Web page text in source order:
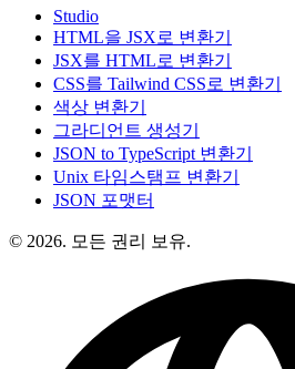
Studio
HTML을 JSX로 변환기
JSX를 HTML로 변환기
CSS를 Tailwind CSS로 변환기
색상 변환기
그라디언트 생성기
JSON to TypeScript 변환기
Unix 타임스탬프 변환기
JSON 포맷터
© 2026. 모든 권리 보유.